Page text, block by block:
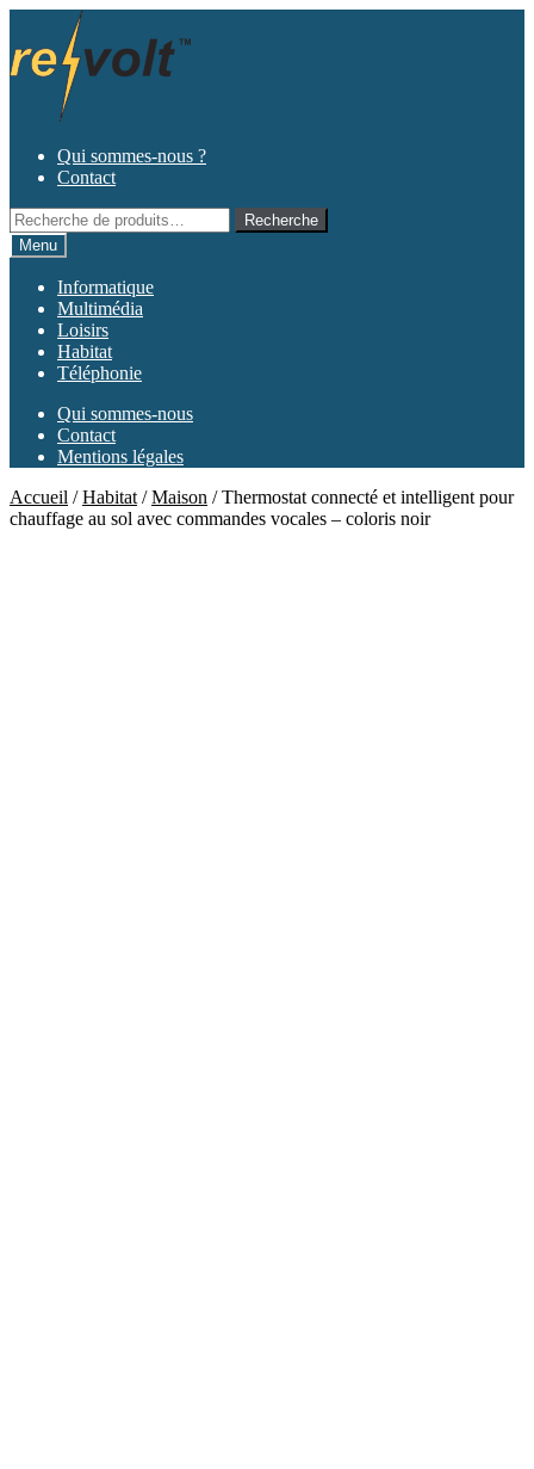
la
navigation
contenu
Qui sommes-nous ?
Contact
Recherche
pour :
Recherche
Menu
Informatique
Multimédia
Loisirs
Habitat
Téléphonie
Qui sommes-nous
Contact
Mentions légales
Accueil /Habitat /Maison /Thermostat connecté et intelligent pour
chauffage au sol avec commandes vocales – coloris noir